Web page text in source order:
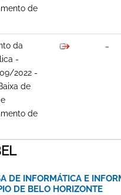
de
da
-
2022 -
de
de
DE INFORMÁTICA E
DE BELO HORIZONTE